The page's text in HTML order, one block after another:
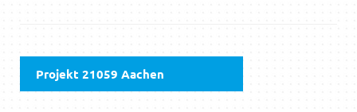
Projekt 21059 Aachen